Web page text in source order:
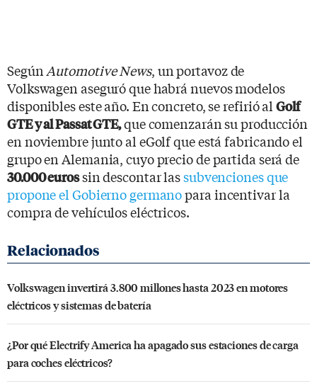
SegúnAutomotive News, un portavoz de
Volkswagen aseguró que habrá nuevos modelos
disponibles este año. En concreto, se refirió alGolf
GTE y al Passat GTE,que comenzarán su producción
en noviembre junto al eGolf que está fabricando el
grupo en Alemania, cuyo precio de partida será de
30.000 eurossin descontar lassubvenciones que
propone el Gobierno germanopara incentivar la
compra de vehículos eléctricos.
Volkswagen invertirá 3.800 millones hasta 2023 en motores
eléctricos y sistemas de batería
¿Por qué Electrify America ha apagado sus estaciones de carga
para coches eléctricos?